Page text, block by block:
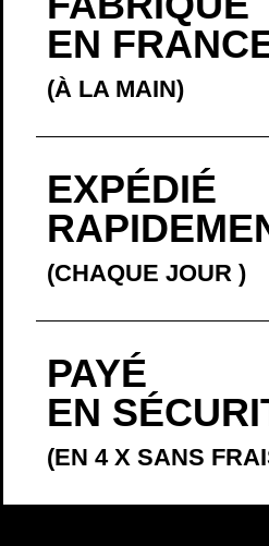
EN
(À LA MAIN)
EXPÉDIÉ
(CHAQUE JOUR )
PAYÉ
EN
(EN 4 X SANS